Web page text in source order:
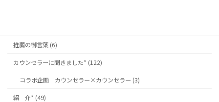
推薦の御言葉 (6)
カウンセラーに聞きました* (122)
コラボ企画 カウンセラー×カウンセラー (3)
紹 介* (49)